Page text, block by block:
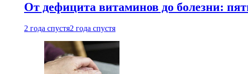
От дефицита витаминов до болезни:
2 года спустя2 года спустя